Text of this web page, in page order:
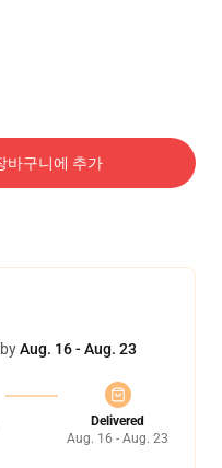
바구니에 추가
Aug. 16 - Aug. 23
Delivered
Aug. 16 - Aug. 23